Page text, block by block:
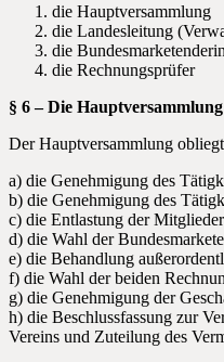
die Hauptversammlung
die Landesleitung
die Bundesmarketenderin
die Rechnungsprüfer
§ 6 – Die Hauptversammlung
Der Hauptversammlung
a) die Genehmigung des
b) die Genehmigung des
c) die Entlastung der
d) die Wahl der
e) die Behandlung
f) die Wahl der beiden
g) die Genehmigung der
h) die Beschlussfassung zur
Vereins und Zuteilung des